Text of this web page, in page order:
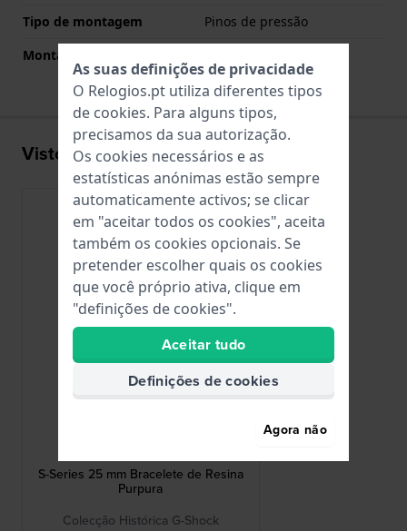
Tipo de montagem
Pinos de pressão
Montagem Reta
Visto recentemente
10569599
S-Series 25 mm Bracelete de Resina
Purpura
Colecção Histórica G-Shock
As suas definições de privacidade
O Relogios.pt utiliza diferentes tipos
de cookies. Para alguns tipos,
precisamos da sua autorização.
Os cookies necessários e as
estatísticas anónimas estão sempre
automaticamente activos; se clicar
em "aceitar todos os cookies", aceita
também os cookies opcionais. Se
pretender escolher quais os cookies
que você próprio ativa, clique em
"definições de cookies".
Aceitar tudo
Definições de cookies
Agora não